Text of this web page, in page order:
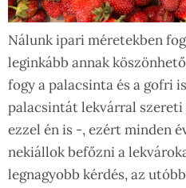
Nálunk ipari méretekben
leginkább annak
fogy a palacsinta és a gofri
palacsintát lekvárral szereti
ezzel én is -, ezért minden
nekiállok befőzni a
legnagyobb kérdés, az